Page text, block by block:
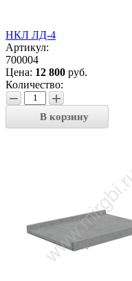
НКЛ ЛД-4
Артикул:
700004
Цена: 12 800 руб.
Количество:
− +
В корзину